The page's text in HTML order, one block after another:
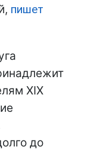
пишет
XIX
до